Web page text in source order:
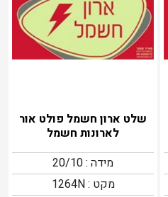
שלט ארון חשמל פולט אור
לארונות חשמל
מידה : 20/10
מקט : 1264N